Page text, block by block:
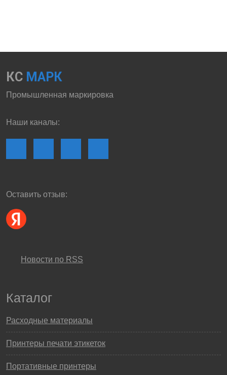
КС МАРК
Промышленная маркировка
Наши каналы:
Оставить отзыв:
Новости по RSS
Каталог
Расходные материалы
Принтеры печати этикеток
Портативные принтеры